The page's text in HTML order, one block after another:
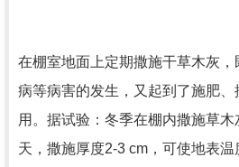
在棚室地面上定期撒施干草木灰
病等病害的发生，又起到了施肥
用。据试验：冬季在棚内撒施草
天，撒施厚度2-3 cm，可使地表